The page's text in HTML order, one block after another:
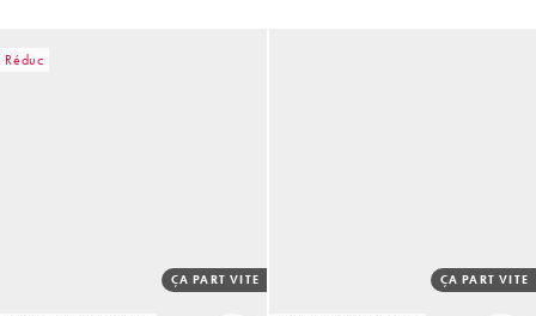
Réduc
ÇA PART VITE ÇA PART VITE